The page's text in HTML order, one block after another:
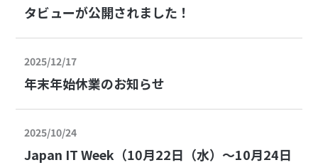
タビューが公開されました！
2025/12/17
年末年始休業のお知らせ
2025/10/24
Japan IT Week（10月22日（水）〜10月24日